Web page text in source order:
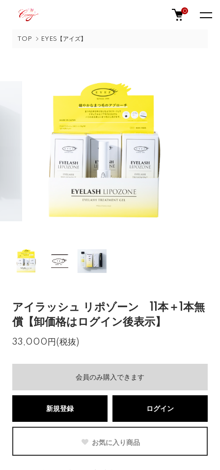
0
TOP EYES【アイズ】
アイラッシュ リポゾーン 11本＋1本無
償【卸価格はログイン後表示】
33,000円(税抜)
会員のみ購入できます
新規登録 ログイン
お気に入り商品